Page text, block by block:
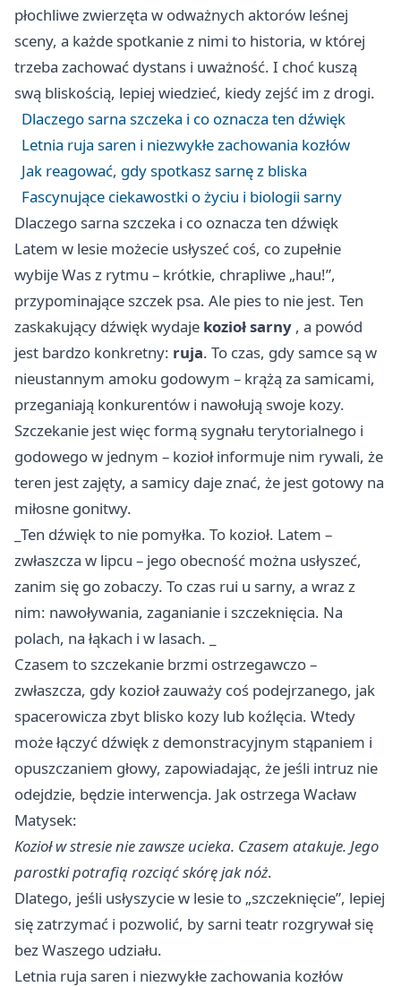
płochliwe zwierzęta w odważnych aktorów leśnej
sceny, a każde spotkanie z nimi to historia, w której
trzeba zachować dystans i uważność. I choć kuszą
swą bliskością, lepiej wiedzieć, kiedy zejść im z drogi.
Dlaczego sarna szczeka i co oznacza ten dźwięk
Letnia ruja saren i niezwykłe zachowania kozłów
Jak reagować, gdy spotkasz sarnę z bliska
Fascynujące ciekawostki o życiu i biologii sarny
Dlaczego sarna szczeka i co oznacza ten dźwięk
Latem w lesie możecie usłyszeć coś, co zupełnie
wybije Was z rytmu – krótkie, chrapliwe „hau!”,
przypominające szczek psa. Ale pies to nie jest. Ten
zaskakujący dźwięk wydaje kozioł sarny , a powód
jest bardzo konkretny: ruja. To czas, gdy samce są w
nieustannym amoku godowym – krążą za samicami,
przeganiają konkurentów i nawołują swoje kozy.
Szczekanie jest więc formą sygnału terytorialnego i
godowego w jednym – kozioł informuje nim rywali, że
teren jest zajęty, a samicy daje znać, że jest gotowy na
miłosne gonitwy.
_Ten dźwięk to nie pomyłka. To kozioł. Latem –
zwłaszcza w lipcu – jego obecność można usłyszeć,
zanim się go zobaczy. To czas rui u sarny, a wraz z
nim: nawoływania, zaganianie i szczeknięcia. Na
polach, na łąkach i w lasach. _
Czasem to szczekanie brzmi ostrzegawczo –
zwłaszcza, gdy kozioł zauważy coś podejrzanego, jak
spacerowicza zbyt blisko kozy lub koźlęcia. Wtedy
może łączyć dźwięk z demonstracyjnym stąpaniem i
opuszczaniem głowy, zapowiadając, że jeśli intruz nie
odejdzie, będzie interwencja. Jak ostrzega Wacław
Matysek:
Kozioł w stresie nie zawsze ucieka. Czasem atakuje. Jego
parostki potrafią rozciąć skórę jak nóż.
Dlatego, jeśli usłyszycie w lesie to „szczeknięcie”, lepiej
się zatrzymać i pozwolić, by sarni teatr rozgrywał się
bez Waszego udziału.
Letnia ruja saren i niezwykłe zachowania kozłów